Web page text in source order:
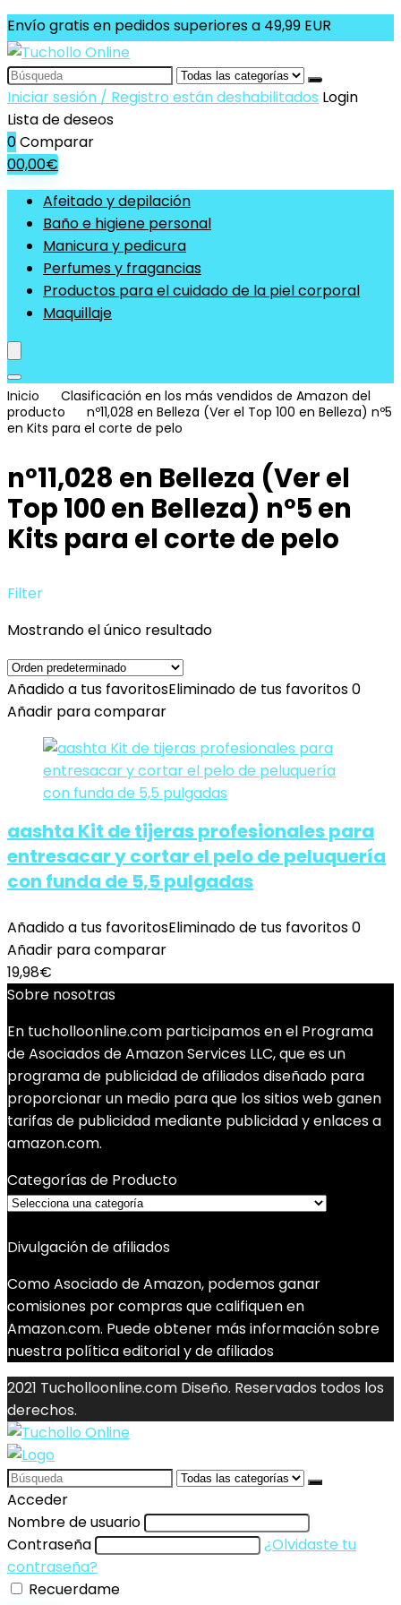
Envío gratis en pedidos superiores a 49,99 EUR
Search
for:
Iniciar sesión / Registro están deshabilitados Login
Lista de deseos
0Comparar
00,00€
Afeitado y depilación
Baño e higiene personal
Manicura y pedicura
Perfumes y fragancias
Productos para el cuidado de la piel corporal
Maquillaje
Inicio
Clasificación en los más vendidos de Amazon del
producto
nº11,028 en Belleza (Ver el Top 100 en Belleza) nº5
en Kits para el corte de pelo
nº11,028 en Belleza (Ver el
Top 100 en Belleza) nº5 en
Kits para el corte de pelo
Filter
Mostrando el único resultado
Añadido a tus favoritosEliminado de tus favoritos0
Añadir para comparar
aashta Kit de tijeras profesionales para
entresacar y cortar el pelo de peluquería
con funda de 5,5 pulgadas
Añadido a tus favoritosEliminado de tus favoritos0
Añadir para comparar
19,98€
Sobre nosotras
En tucholloonline.com participamos en el Programa
de Asociados de Amazon Services LLC, que es un
programa de publicidad de afiliados diseñado para
proporcionar un medio para que los sitios web ganen
tarifas de publicidad mediante publicidad y enlaces a
amazon.com.
Categorías de Producto
Divulgación de afiliados
Como Asociado de Amazon, podemos ganar
comisiones por compras que califiquen en
Amazon.com. Puede obtener más información sobre
nuestra política editorial y de afiliados
2021 Tucholloonline.com Diseño. Reservados todos los
derechos.
Search
for:
Acceder
Nombre de usuario
Contraseña
¿Olvidaste tu
contraseña?
Recuerdame